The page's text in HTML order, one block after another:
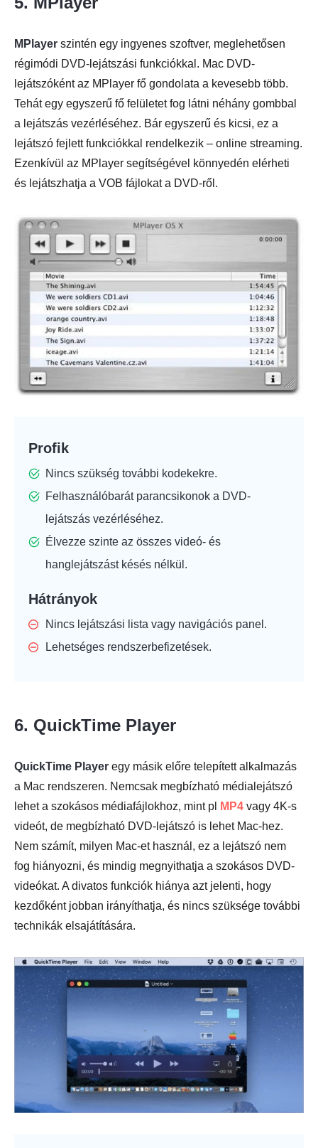
MPlayer szintén egy ingyenes szoftver, meglehetősen
régimódi DVD-lejátszási funkciókkal. Mac DVD-
lejátszóként az MPlayer fő gondolata a kevesebb több.
Tehát egy egyszerű fő felületet fog látni néhány gombbal
a lejátszás vezérléséhez. Bár egyszerű és kicsi, ez a
lejátszó fejlett funkciókkal rendelkezik – online streaming.
Ezenkívül az MPlayer segítségével könnyedén elérheti
és lejátszhatja a VOB fájlokat a DVD-ről.
Profik
Nincs szükség további kodekekre.
Felhasználóbarát parancsikonok a DVD-
lejátszás vezérléséhez.
Élvezze szinte az összes videó- és
hanglejátszást késés nélkül.
Hátrányok
Nincs lejátszási lista vagy navigációs panel.
Lehetséges rendszerbefizetések.
6. QuickTime Player
QuickTime Player egy másik előre telepített alkalmazás
a Mac rendszeren. Nemcsak megbízható médialejátszó
lehet a szokásos médiafájlokhoz, mint pl
MP4 vagy 4K-s
videót, de megbízható DVD-lejátszó is lehet Mac-hez.
Nem számít, milyen Mac-et használ, ez a lejátszó nem
fog hiányozni, és mindig megnyithatja a szokásos DVD-
videókat. A divatos funkciók hiánya azt jelenti, hogy
kezdőként jobban irányíthatja, és nincs szüksége további
technikák elsajátítására.